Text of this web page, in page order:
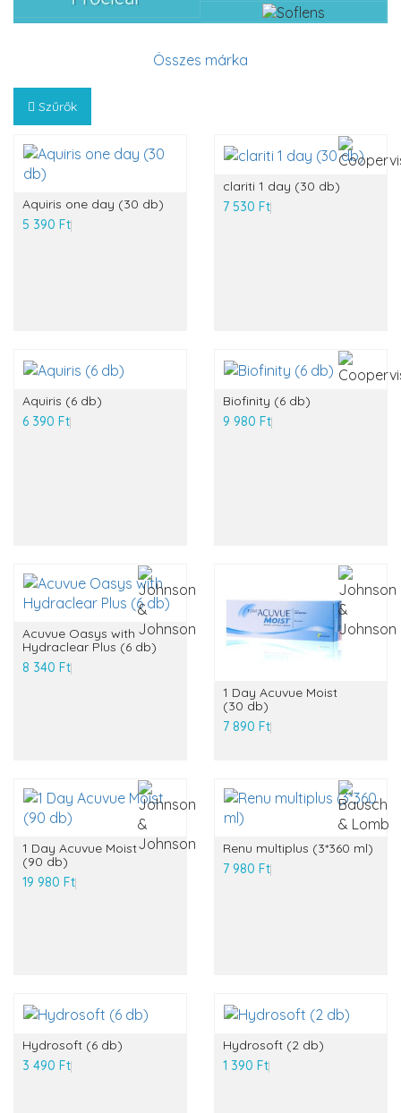
Összes márka
Szűrők
Aquiris one day (30 db)
5 390 Ft
clariti 1 day (30 db)
7 530 Ft
Aquiris (6 db)
6 390 Ft
Biofinity (6 db)
9 980 Ft
Acuvue Oasys with
Hydraclear Plus (6 db)
8 340 Ft
1 Day Acuvue Moist
(30 db)
7 890 Ft
1 Day Acuvue Moist
(90 db)
19 980 Ft
Renu multiplus (3*360 ml)
7 980 Ft
Hydrosoft (6 db)
3 490 Ft
Hydrosoft (2 db)
1 390 Ft